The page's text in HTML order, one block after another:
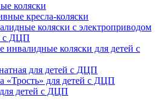
коляски
кресла-коляски
коляски с электроприводом
с ДЦП
инвалидные коляски для детей с
для детей с ДЦП
«Трость» для детей с ДЦП
детей с ДЦП